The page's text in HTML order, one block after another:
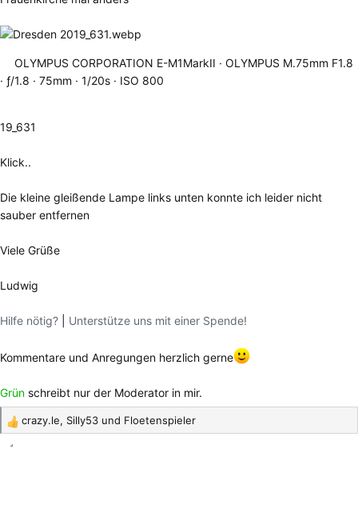
OLYMPUS CORPORATION E-M1MarkII
OLYMPUS M.75mm F1.8
ƒ/1.8
75mm 1/20s ISO 800
19_631
Klick..
Die kleine gleißende Lampe links unten konnte ich leider nicht
sauber entfernen
Viele Grüße
Ludwig
Hilfe nötig? Unterstütze uns mit einer Spende!
Kommentare und Anregungen herzlich gerne
Grün schreibt nur der Moderator in mir.
R
e
crazy.le, Silly53 und Floetenspieler